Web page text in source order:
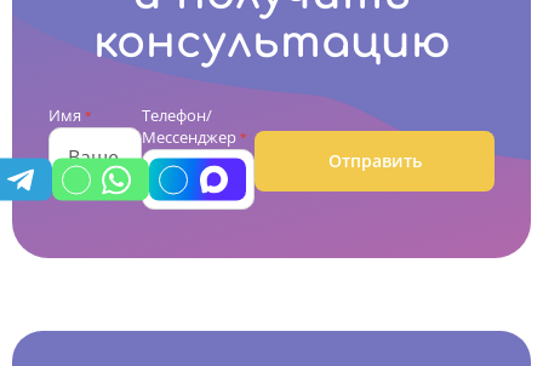
консультацию
Имя *
Телефон/
Мессенджер *
Отправить